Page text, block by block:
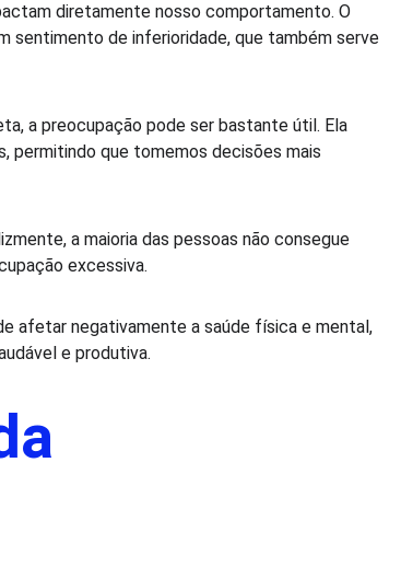
diretamente nosso comportamento. O
sentimento de inferioridade, que também serve
a preocupação pode ser bastante útil. Ela
permitindo que tomemos decisões mais
a maioria das pessoas não consegue
excessiva.
afetar negativamente a saúde física e mental,
e produtiva.